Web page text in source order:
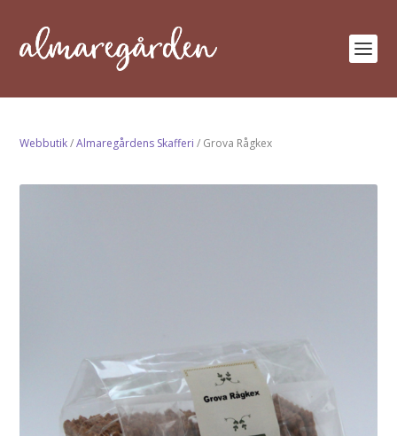
Webbutik/Almaregårdens Skafferi / Grova Rågkex